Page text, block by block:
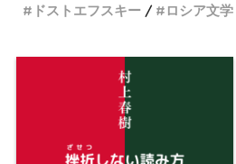
ドストエフスキー
ロシア文学